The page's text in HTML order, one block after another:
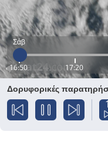
Σάβ
16:50 17:20
Δορυφορικές